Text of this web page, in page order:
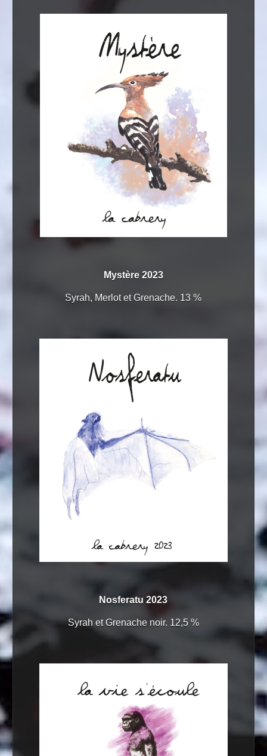
Mystère 2023
Syrah, Merlot et Grenache. 13 %
Nosferatu 2023
Syrah et Grenache noir. 12,5 %